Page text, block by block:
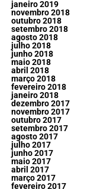
janeiro 2019
novembro 2018
outubro 2018
setembro 2018
agosto 2018
julho 2018
junho 2018
maio 2018
abril 2018
março 2018
fevereiro 2018
janeiro 2018
dezembro 2017
novembro 2017
outubro 2017
setembro 2017
agosto 2017
julho 2017
junho 2017
maio 2017
abril 2017
março 2017
fevereiro 2017